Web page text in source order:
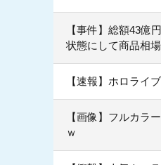
【事件】総額43
状態にして商品相
【速報】ホロライ
【画像】フルカラ
ｗ